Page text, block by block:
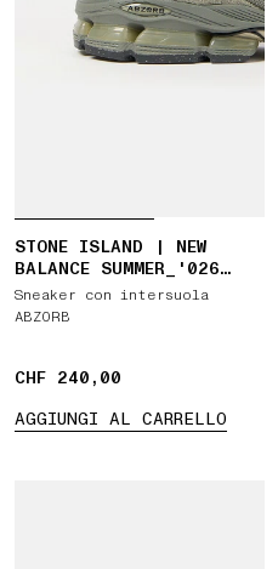
STONE ISLAND | NEW
BALANCE SUMMER_'026
CAPSULE ABZORB 1890
Sneaker con intersuola
ABZORB
CHF 240,00
CHF 240,00
AGGIUNGI AL CARRELLO